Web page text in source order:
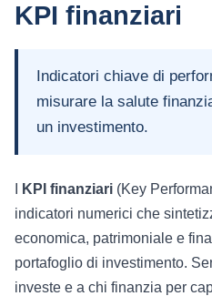
KPI finanziari
Indicatori chiave di
misurare la salute
un investimento.
KPI finanziari (Key
indicatori numerici che
economica, patrimoniale e
portafoglio di investimento.
investe e a chi finanzia per